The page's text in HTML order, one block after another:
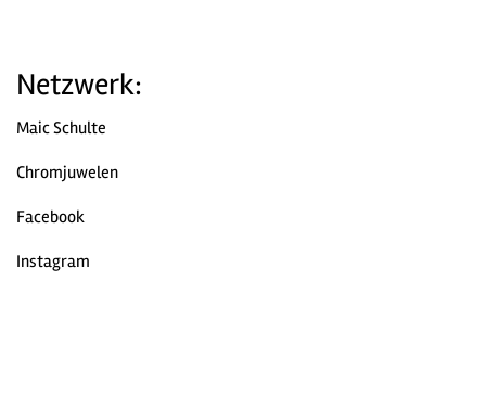
Netzwerk:
Maic Schulte
Chromjuwelen
Facebook
Instagram